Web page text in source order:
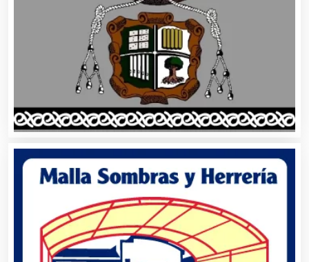
Artículos para Regalos
Artículos Personales
Artículos Publicitarios
Aseguradoras
Asesores Técnicos
Asesoría Fiscal